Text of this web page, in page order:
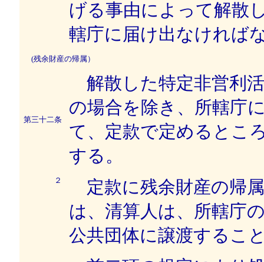
げる事由によって解散
轄庁に届け出なければ
(残余財産の帰属）
第三十二条
解散した特定非営利
の場合を除き、所轄庁
て、定款で定めるとこ
する。
２
定款に残余財産の帰
は、清算人は、所轄庁
公共団体に譲渡するこ